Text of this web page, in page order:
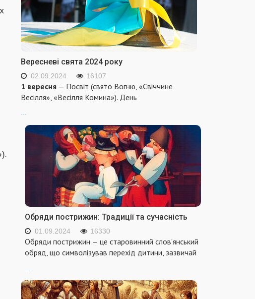
Вересневі свята 2024 року
02.09.2024 16107
1 вересня — Посвіт (свято Вогню, «Свіччине
Весілля», «Весілля Комина»). День
...
Обряди пострижин: Традиції та сучасність
01.09.2024 16330
Обряди пострижин — це старовинний слов'янський
обряд, що символізував перехід дитини, зазвичай
...